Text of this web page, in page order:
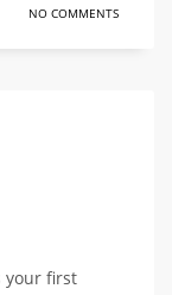
NO COMMENTS
your first